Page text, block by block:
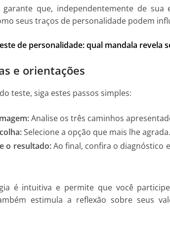
garante que, independentemente de
seus traços de personalidade podem
de personalidade: qual mandala revela
e orientações
teste, siga estes passos simples:
Analise os três caminhos
Selecione a opção que mais lhe agrada.
o resultado:Ao final, confira o diagnóstico
é intuitiva e permite que você
estimula a reflexão sobre seus